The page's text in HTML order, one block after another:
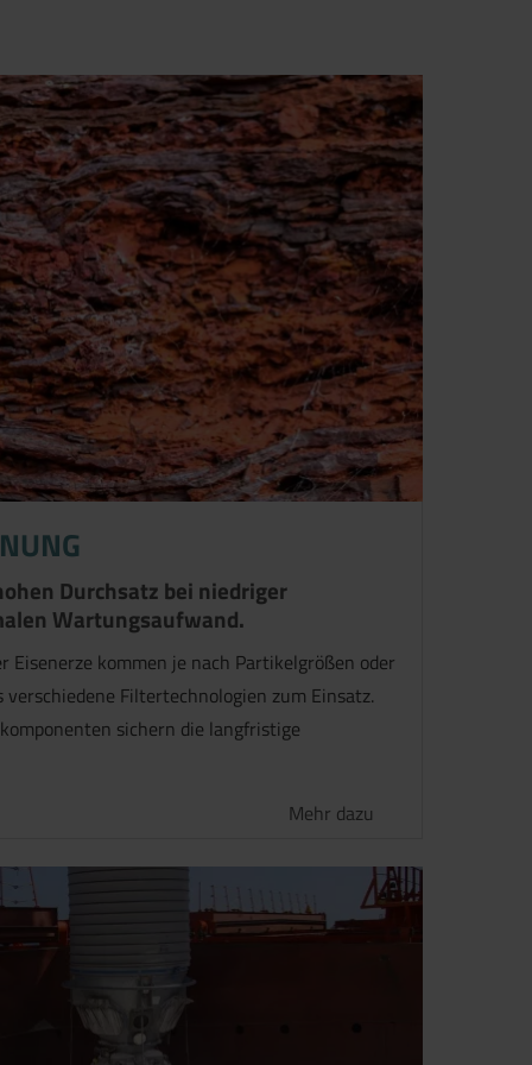
Durchsatz bei niedriger
Wartungsaufwand.
Eisenerze kommen je nach Partikelgrößen oder
Filtertechnologien zum Einsatz.
sichern die langfristige
Mehr dazu